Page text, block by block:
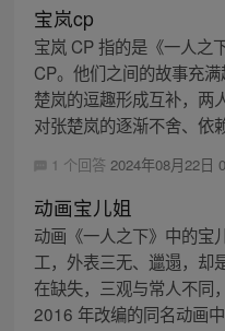
宝岚cp
宝岚 CP 指的是《一人之
CP。他们之间的故事充
楚岚的逗趣形成互补，两
对张楚岚的逐渐不舍、依
1 个回答 2024年08月22日
动画宝儿姐
动画《一人之下》中的宝
工，外表三无、邋遢，却
在缺失，三观与常人不同
2016 年改编的同名动画